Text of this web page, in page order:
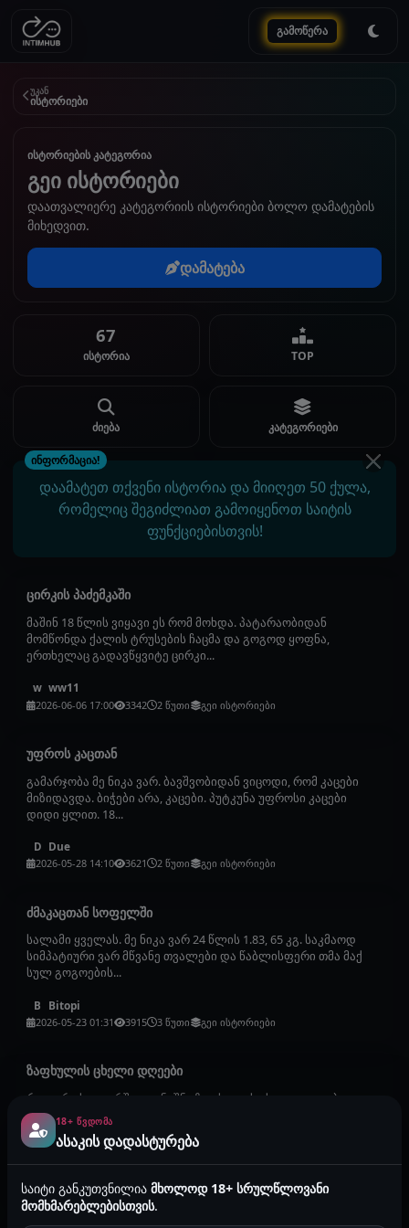
გამოწერა
უკან
ისტორიები
ისტორიების კატეგორია
გეი ისტორიები
დაათვალიერე კატეგორიის ისტორიები ბოლო დამატების
მიხედვით.
დამატება
67
ისტორია TOP
ძიება კატეგორიები
ინფორმაცია!
დაამატეთ თქვენი ისტორია და მიიღეთ 50 ქულა,
რომელიც შეგიძლიათ გამოიყენოთ საიტის
ფუნქციებისთვის!
ცირკის პაძემკაში
მაშინ 18 წლის ვიყავი ეს რომ მოხდა. პატარაობიდან
მომწონდა ქალის ტრუსების ჩაცმა და გოგოდ ყოფნა,
ერთხელაც გადავწყვიტე ცირკი...
w ww11
2026-06-06 17:00 3342 2 წუთი გეი ისტორიები
უფროს კაცთან
გამარჯობა მე ნიკა ვარ. ბავშვობიდან ვიცოდი, რომ კაცები
მიზიდავდა. ბიჭები არა, კაცები. პუტკუნა უფროსი კაცები
დიდი ყლით. 18...
D Due
2026-05-28 14:10 3621 2 წუთი გეი ისტორიები
ძმაკაცთან სოფელში
სალამი ყველას. მე ნიკა ვარ 24 წლის 1.83, 65 კგ. საკმაოდ
სიმპატიური ვარ მწვანე თვალები და წაბლისფერი თმა მაქ
სულ გოგოების...
B Bitopi
2026-05-23 01:31 3915 3 წუთი გეი ისტორიები
ზაფხულის ცხელი დღეები
როგორც სათაურში ავღნიშნე ზაფხულის ცხელი დღეები იდგა.
გადავწყვიტე გასაგრილებლად აუზზე სიარული დამეწყო,
თან არაფერი ახალი ...
m medvan72
2026-05-14 11:35 7 წუთი გეი ისტორიები
18+ ᲬᲕᲓᲝᲛᲐ
ასაკის დადასტურება
საიტი განკუთვნილიამხოლოდ 18+ სრულწლოვანი
მომხმარებლებისთვის.